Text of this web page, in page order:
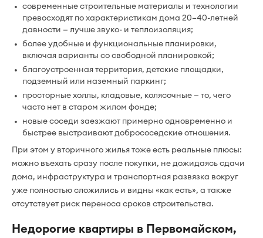
современные строительные материалы и технологии
превосходят по характеристикам дома 20–40-летней
давности — лучше звуко- и теплоизоляция;
более удобные и функциональные планировки,
включая варианты со свободной планировкой;
благоустроенная территория, детские площадки,
подземный или наземный паркинг;
просторные холлы, кладовые, колясочные — то, чего
часто нет в старом жилом фонде;
новые соседи заезжают примерно одновременно и
быстрее выстраивают добрососедские отношения.
При этом у вторичного жилья тоже есть реальные плюсы:
можно въехать сразу после покупки, не дожидаясь сдачи
дома, инфраструктура и транспортная развязка вокруг
уже полностью сложились и видны «как есть», а также
отсутствует риск переноса сроков строительства.
Недорогие квартиры в Первомайском,